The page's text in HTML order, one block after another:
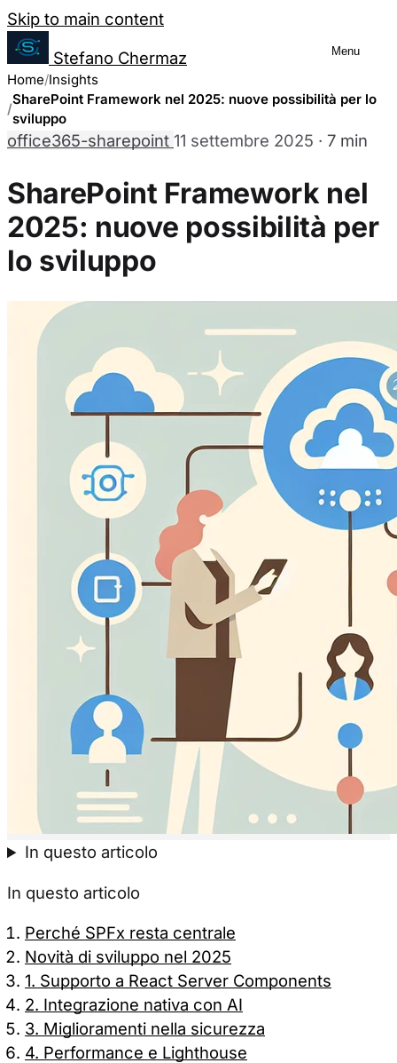
Salta al contenuto
Skip to main content
Stefano Chermaz
Menu
Home Insights
SharePoint Framework nel 2025: nuove possibilità per lo
sviluppo
office365-sharepoint 11 settembre 2025 · 7 min
SharePoint Framework nel
2025: nuove possibilità per
lo sviluppo
In questo articolo
In questo articolo
Perché SPFx resta centrale
Novità di sviluppo nel 2025
1. Supporto a React Server Components
2. Integrazione nativa con AI
3. Miglioramenti nella sicurezza
4. Performance e Lighthouse
Gestione Preferenze Cookie
Puoi scegliere di abilitare o disabilitare
Cookie Necessari
Sempre abilitati
Questi cookie sono essenziali per il funzionamento del
richiesta di servizi.
Cookie Analytics
Questi cookie ci permettono di contare le visite e fonti
migliorare le prestazioni del nostro sito. Ci aiutano a
vedere come i visitatori si muovono intorno al sito.
Cookie Marketing
Questi cookie possono essere impostati attraverso il
essere utilizzati da quelle aziende per costruire un
pertinenti su altri siti.
Cookie Preferenze
Questi cookie permettono al sito web di ricordare le
regione in cui ti trovi) e forniscono funzionalità migliorate
Accetta tutti